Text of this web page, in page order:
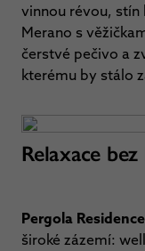
vinnou révou, stín
Merano s
čerstvé pečivo a
kterému by stálo
Relaxace
Pergola Residence
široké zázemí: